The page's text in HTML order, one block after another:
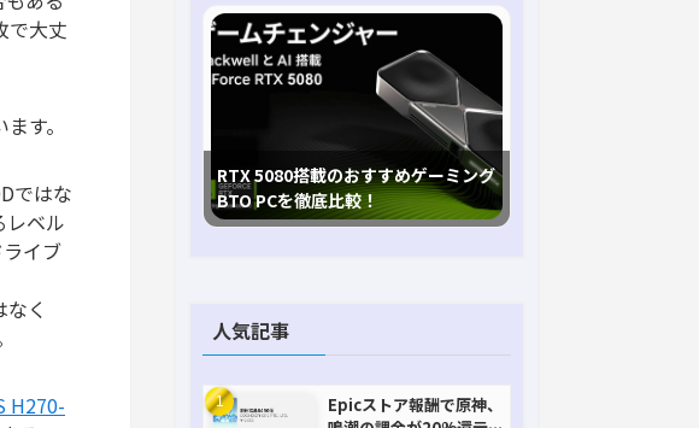
で大丈
す。
ではな
レベル
イブ
く
H270-
RTX 5080搭載のおすすめゲーミング
BTO PCを徹底比較！
人気記事
Epicストア報酬で原神、